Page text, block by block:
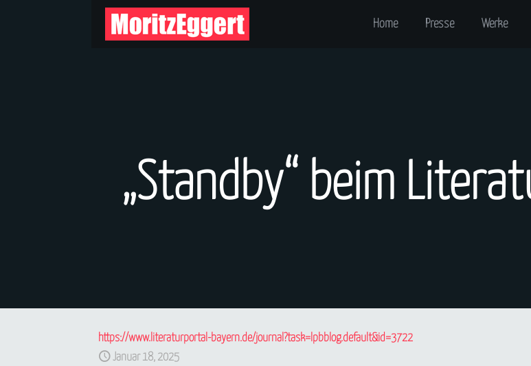
Home Presse Werke
„Standby“ beim
https://www.literaturportal-bayern.de/journal?task=lpbblog.default&id=3722
Januar 18, 2025